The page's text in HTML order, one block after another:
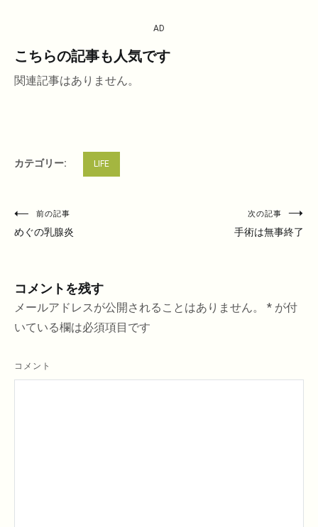
AD
こちらの記事も人気です
関連記事はありません。
カテゴリー: LIFE
投
稿
ゲ
ー
シ
ン
前の記事
めぐの乳腺炎
次の記事
手術は無事終了
コメントを残す
メールアドレスが公開されることはありません。 * が付
いている欄は必須項目です
コメント